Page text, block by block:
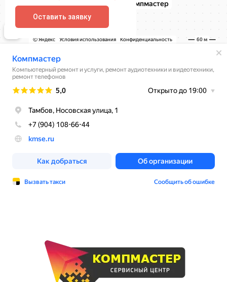
Оставить заявку